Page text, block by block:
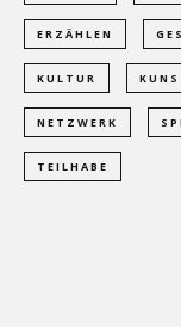
ERZÄHLEN
KULTUR
NETZWERK
TEILHABE